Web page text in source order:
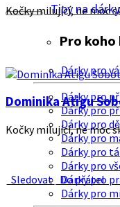
Tipy na dárky
Pro koho
Dárky pro
Dárky pro
Dárky pro
Dárky pro
Dárky pro
Dárky pro
Dárky pro
Dárky pro
Dárky pro
Kočky milující, ne moc
Dominika Atigu
Kočky milující, ne moc
Sledovat Do přátel